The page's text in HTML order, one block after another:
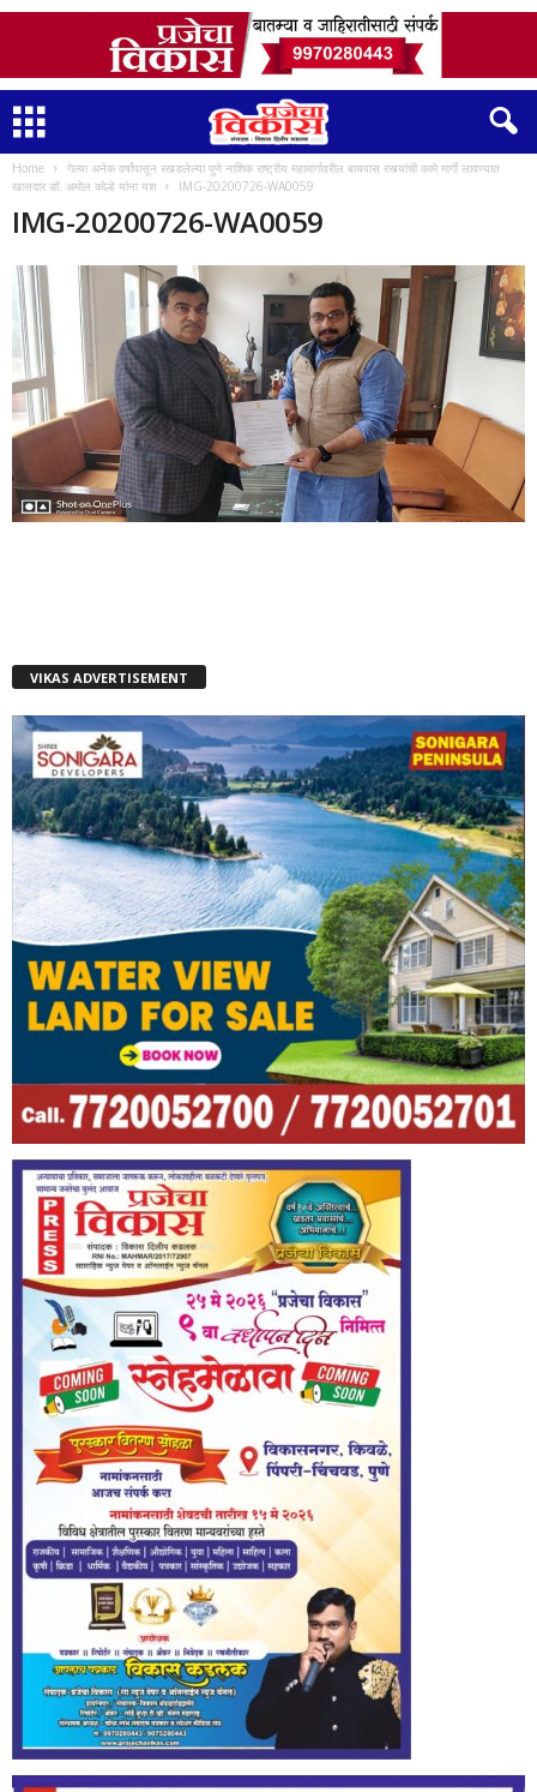
Home
गेल्या अनेक वर्षांपासून रखडलेल्या पुणे नाशिक राष्ट्रीय महामार्गावरील बायपास रस्त्यांची कामे मार्गी लावण्यात
खासदार डॉ. अमोल कोल्हे यांना यश
IMG-20200726-WA0059
IMG-20200726-WA0059
VIKAS ADVERTISEMENT